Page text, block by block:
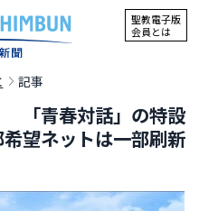
聖教電子版
会員とは
記事
「青春対話」の特設
望ネットは一部刷新